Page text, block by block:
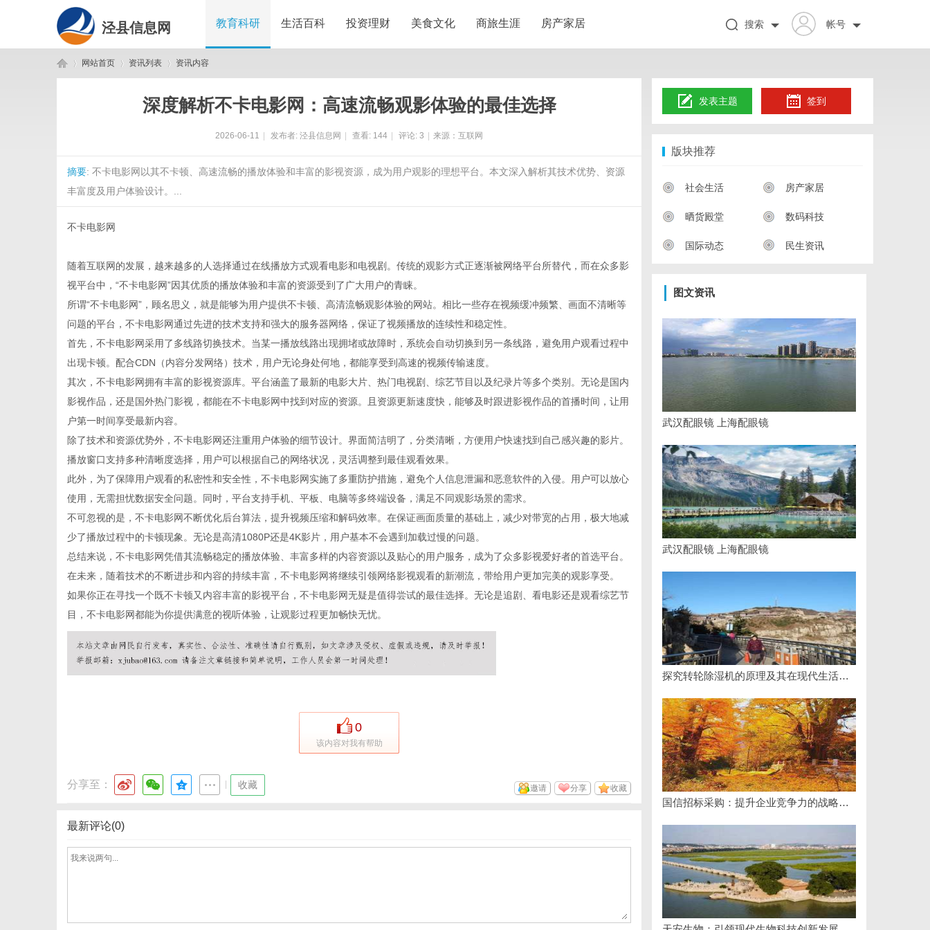
泾县信息网 教育科研 生活百科 投资理财 美食文化 商旅生涯 房产家居 帐号
搜索
网站首页 资讯列表 资讯内容
深度解析不卡电影网：高速流畅观影体验的最佳选择
2026-06-11 发布者: 泾县信息网 查看: 144 评论: 3 来源：互联网
摘要: 不卡电影网以其不卡顿、高速流畅的播放体验和丰富的影视资源，成为用户观影的理想平台。本文深入解析其技术优势、资源
丰富度及用户体验设计。...
不卡电影网
随着互联网的发展，越来越多的人选择通过在线播放方式观看电影和电视剧。传统的观影方式正逐渐被网络平台所替代，而在众多影
视平台中，“不卡电影网”因其优质的播放体验和丰富的资源受到了广大用户的青睐。
所谓“不卡电影网”，顾名思义，就是能够为用户提供不卡顿、高清流畅观影体验的网站。相比一些存在视频缓冲频繁、画面不清晰等
问题的平台，不卡电影网通过先进的技术支持和强大的服务器网络，保证了视频播放的连续性和稳定性。
首先，不卡电影网采用了多线路切换技术。当某一播放线路出现拥堵或故障时，系统会自动切换到另一条线路，避免用户观看过程中
出现卡顿。配合CDN（内容分发网络）技术，用户无论身处何地，都能享受到高速的视频传输速度。
其次，不卡电影网拥有丰富的影视资源库。平台涵盖了最新的电影大片、热门电视剧、综艺节目以及纪录片等多个类别。无论是国内
影视作品，还是国外热门影视，都能在不卡电影网中找到对应的资源。且资源更新速度快，能够及时跟进影视作品的首播时间，让用
户第一时间享受最新内容。
除了技术和资源优势外，不卡电影网还注重用户体验的细节设计。界面简洁明了，分类清晰，方便用户快速找到自己感兴趣的影片。
播放窗口支持多种清晰度选择，用户可以根据自己的网络状况，灵活调整到最佳观看效果。
此外，为了保障用户观看的私密性和安全性，不卡电影网实施了多重防护措施，避免个人信息泄漏和恶意软件的入侵。用户可以放心
使用，无需担忧数据安全问题。同时，平台支持手机、平板、电脑等多终端设备，满足不同观影场景的需求。
不可忽视的是，不卡电影网不断优化后台算法，提升视频压缩和解码效率。在保证画面质量的基础上，减少对带宽的占用，极大地减
少了播放过程中的卡顿现象。无论是高清1080P还是4K影片，用户基本不会遇到加载过慢的问题。
总结来说，不卡电影网凭借其流畅稳定的播放体验、丰富多样的内容资源以及贴心的用户服务，成为了众多影视爱好者的首选平台。
在未来，随着技术的不断进步和内容的持续丰富，不卡电影网将继续引领网络影视观看的新潮流，带给用户更加完美的观影享受。
如果你正在寻找一个既不卡顿又内容丰富的影视平台，不卡电影网无疑是值得尝试的最佳选择。无论是追剧、看电影还是观看综艺节
目，不卡电影网都能为你提供满意的视听体验，让观影过程更加畅快无忧。
0
该内容对我有帮助
分享至： 收藏 收藏
分享
邀请
最新评论(0)
发表主题 签到
版块推荐
社会生活 房产家居
晒货殿堂 数码科技
国际动态 民生资讯
图文资讯
武汉配眼镜 上海配眼镜
武汉配眼镜 上海配眼镜
探究转轮除湿机的原理及其在现代生活中的应用优势
国信招标采购：提升企业竞争力的战略利器解析